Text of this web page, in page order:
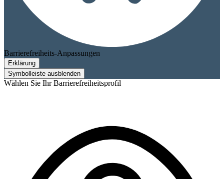
Barrierefreiheits-Anpassungen
Erklärung
Symbolleiste ausblenden
Wählen Sie Ihr Barrierefreiheitsprofil